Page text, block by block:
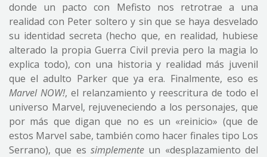
donde un pacto con Mefisto nos retrotrae a una
realidad con Peter soltero y sin que se haya desvelado
su identidad secreta (hecho que, en realidad, hubiese
alterado la propia Guerra Civil previa pero la magia lo
explica todo), con una historia y realidad más juvenil
que el adulto Parker que ya era. Finalmente, eso es
Marvel NOW!, el relanzamiento y reescritura de todo el
universo Marvel, rejuveneciendo a los personajes, que
por más que digan que no es un «reinicio» (que de
estos Marvel sabe, también como hacer finales tipo Los
Serrano), que es simplemente un «desplazamiento del